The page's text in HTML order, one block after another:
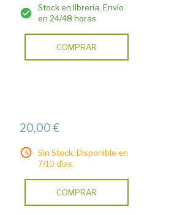
Stock en librería. Envío
en 24/48 horas
COMPRAR
20,00 €
Sin Stock. Disponible en
7/10 días.
COMPRAR